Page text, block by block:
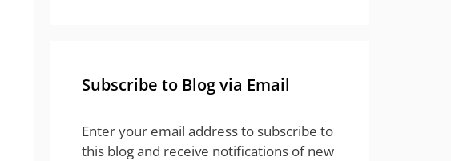
Subscribe to Blog via Email
Enter your email address to subscribe to
this blog and receive notifications of new